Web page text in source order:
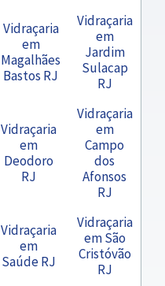
Vidraçaria
em
Magalhães
Bastos RJ
Vidraçaria
em
Jardim
Sulacap
RJ
Vidraçaria
em
Deodoro
RJ
Vidraçaria
em
Campo
dos
Afonsos
RJ
Vidraçaria
em
Saúde RJ
Vidraçaria
em São
Cristóvão
RJ